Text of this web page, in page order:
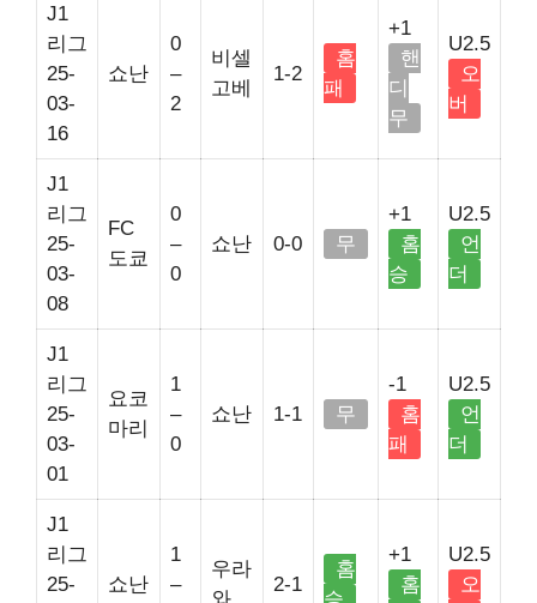
J1
리그
25-
03-
16
쇼난
0
–
2
비셀
고베
1-2
홈
패
+1
핸
디
무
U2.5
오
버
J1
리그
25-
03-
08
FC
도쿄
0
–
0
쇼난 0-0 무
+1
홈
승
U2.5
언
더
J1
리그
25-
03-
01
요코
마리
1
–
0
쇼난 1-1 무
-1
홈
패
U2.5
언
더
J1
리그
25-
쇼난
1
–
우라
와
2-1
홈
승
+1
홈
U2.5
오